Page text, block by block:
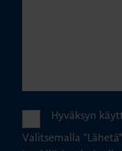
Hyväksyn
Valitsemalla